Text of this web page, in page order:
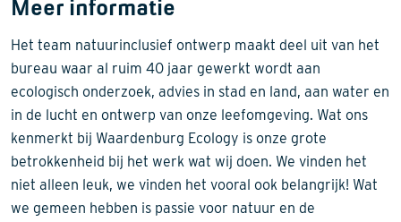
Meer informatie
Het team natuurinclusief ontwerp maakt deel uit van het
bureau waar al ruim 40 jaar gewerkt wordt aan
ecologisch onderzoek, advies in stad en land, aan water en
in de lucht en ontwerp van onze leefomgeving. Wat ons
kenmerkt bij Waardenburg Ecology is onze grote
betrokkenheid bij het werk wat wij doen. We vinden het
niet alleen leuk, we vinden het vooral ook belangrijk! Wat
we gemeen hebben is passie voor natuur en de